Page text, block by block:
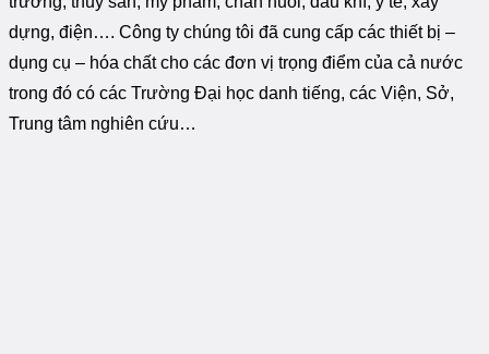
dựng, điện…. Công ty chúng tôi đã cung cấp các thiết bị –
dụng cụ – hóa chất cho các đơn vị trọng điểm của cả nước
trong đó có các Trường Đại học danh tiếng, các Viện, Sở,
Trung tâm nghiên cứu…